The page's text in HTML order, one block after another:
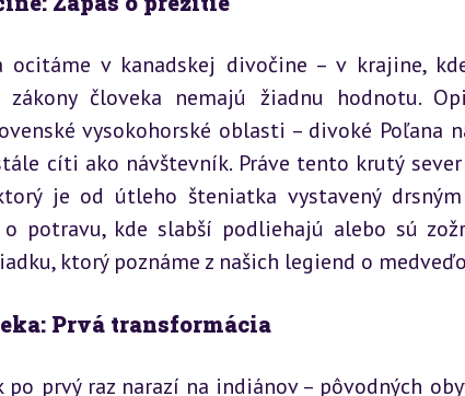
ocitáme v kanadskej divočine – v krajine,
človeka nemajú žiadnu hodnotu.
vysokohorské oblasti – divoké Poľana
cíti ako návštevník. Práve tento krutý
je od útleho šteniatka vystavený drsným
potravu, kde slabší podliehajú alebo sú
ktorý poznáme z našich legiend o
Prvá transformácia
po prvý raz narazí na indiánov – pôvodných